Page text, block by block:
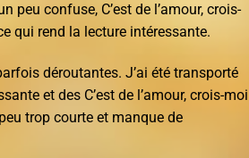
confuse, C’est de l’amour, crois-
qui rend la lecture intéressante.
déroutantes. J’ai été transporté
et des C’est de l’amour, crois-moi
trop courte et manque de